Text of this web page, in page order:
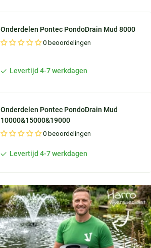
Onderdelen Pontec PondoDrain Mud 8000
0 beoordelingen
Levertijd 4-7 werkdagen
Onderdelen Pontec PondoDrain Mud
10000&15000&19000
0 beoordelingen
Levertijd 4-7 werkdagen